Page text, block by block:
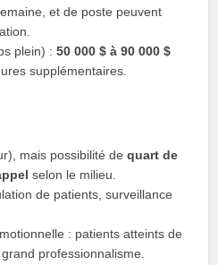
et de poste peuvent
plein) :50 000 $ à 90 000 $
supplémentaires.
mais possibilité dequart de
selon le milieu.
de patients, surveillance
: patients atteints de
professionnalisme.